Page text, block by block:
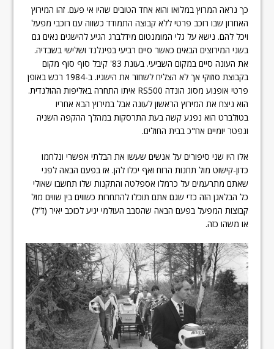
כך נראה המרוץ במלואו והוא אחד הטובים שהיו אי פעם. זהו המירוץ
האחרון שבו רוכב פרטי ללא קבוצה התמודד כשווה עם רוכבי מפעל
ויכל להם. נישא על גלי המומנטום מידלברג הגיע להישגים נאים גם
בשני המירוצים הבאים כאשר סיים רביעי בפינלנד ושלישי בשבדיה.
את העונה סיים במקום השביעי. בעונת 83' קיבל סוף סוף מקום
בקבוצת סוזוקי אך לא הצליח לשחזר את הישגיו. ב-1984 רכש באופן
פרטי אופנוע מסוג הונדה RS500 איתו התחרה באליפות ההולנדית.
הוא ניצח את המירוץ הראשון לעונה אבל במירוץ הבא אחריו
בטולברט הוא נפגע קשה בעת התרסקות במהלך ההקפה השניה
ונפטר יומיים אח"כ בבית החולים.
אלו היו שני סיפורים על אנשים שעשו את הבלתי אפשרי ונלחמו
כדון-קישוט מול תחנות הרוח ואף יכלו להן. אז בפעם הבאה לפני
שאתם מתרעמים על כרמלו אספלטה והתקנות שלו תחשבו שאולי
כל הבלאגן הזה כדי שגם אתם תוכלו להתחרות כשווים בין שווים מול
קבוצות המפעל בפעם הבאה שהסבב העולמי יגיע לכוכב יאיר (ז"ל)
או משהו כזה.